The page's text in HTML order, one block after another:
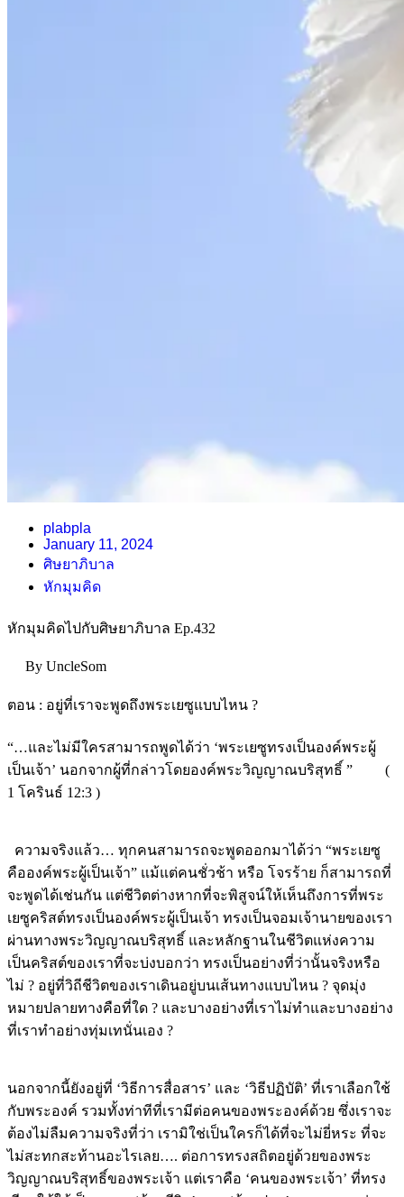
plabpla
January 11, 2024
ศิษยาภิบาล
หักมุมคิด
หักมุมคิดไปกับศิษยาภิบาล Ep.432
By UncleSom
ตอน : อยู่ที่เราจะพูดถึงพระเยซูแบบไหน ?
“…และไม่มีใครสามารถพูดได้ว่า ‘พระเยซูทรงเป็นองค์พระผู้
เป็นเจ้า’ นอกจากผู้ที่กล่าวโดยองค์พระวิญญาณบริสุทธิ์ ” (
1 โครินธ์ 12:3 )
ความจริงแล้ว… ทุกคนสามารถจะพูดออกมาได้ว่า “พระเยซู
คือองค์พระผู้เป็นเจ้า” แม้แต่คนชั่วช้า หรือ โจรร้าย ก็สามารถที่
จะพูดได้เช่นกัน แต่ชีวิตต่างหากที่จะพิสูจน์ให้เห็นถึงการที่พระ
เยซูคริสต์ทรงเป็นองค์พระผู้เป็นเจ้า ทรงเป็นจอมเจ้านายของเรา
ผ่านทางพระวิญญาณบริสุทธิ์ และหลักฐานในชีวิตแห่งความ
เป็นคริสต์ของเราที่จะบ่งบอกว่า ทรงเป็นอย่างที่ว่านั้นจริงหรือ
ไม่ ? อยู่ที่วิถีชีวิตของเราเดินอยู่บนเส้นทางแบบไหน ? จุดมุ่ง
หมายปลายทางคือที่ใด ? และบางอย่างที่เราไม่ทำและบางอย่าง
ที่เราทำอย่างทุ่มเทนั่นเอง ?
นอกจากนี้ยังอยู่ที่ ‘วิธีการสื่อสาร’ และ ‘วิธีปฏิบัติ’ ที่เราเลือกใช้
กับพระองค์ รวมทั้งท่าทีที่เรามีต่อคนของพระองค์ด้วย ซึ่งเราจะ
ต้องไม่ลืมความจริงที่ว่า เรามิใช่เป็นใครก็ได้ที่จะไม่ยี่หระ ที่จะ
ไม่สะทกสะท้านอะไรเลย…. ต่อการทรงสถิตอยู่ด้วยของพระ
วิญญาณบริสุทธิ์ของพระเจ้า แต่เราคือ ‘คนของพระเจ้า’ ที่ทรง